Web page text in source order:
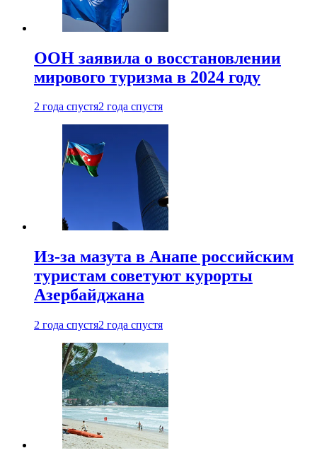
ООН заявила о восстановлении
мирового туризма в 2024 году
2 года спустя2 года спустя
Из-за мазута в Анапе российским
туристам советуют курорты
Азербайджана
2 года спустя2 года спустя